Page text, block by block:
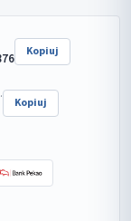
Kopiuj
Kopiuj